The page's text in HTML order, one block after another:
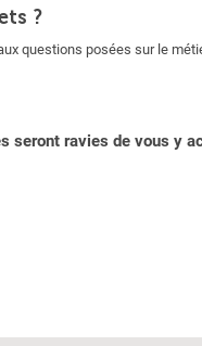
?
questions posées sur le
seront ravies de vous y